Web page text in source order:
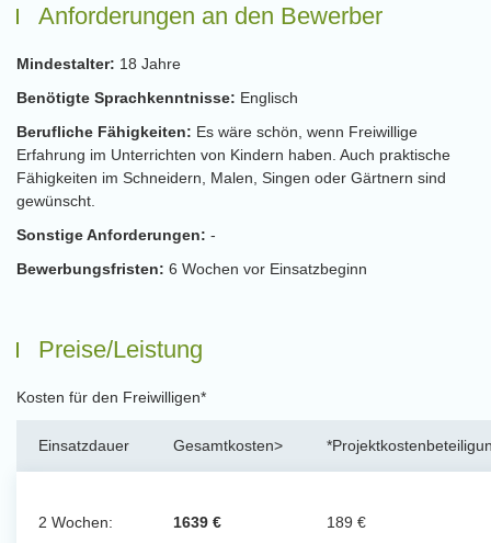
Anforderungen an den Bewerber
Mindestalter: 18 Jahre
Benötigte Sprachkenntnisse: Englisch
Berufliche Fähigkeiten: Es wäre schön, wenn Freiwillige
Erfahrung im Unterrichten von Kindern haben. Auch praktische
Fähigkeiten im Schneidern, Malen, Singen oder Gärtnern sind
gewünscht.
Sonstige Anforderungen: -
Bewerbungsfristen: 6 Wochen vor Einsatzbeginn
Preise/Leistung
Kosten für den Freiwilligen*
Einsatzdauer Gesamtkosten>
2 Wochen: 1639 €
189 €